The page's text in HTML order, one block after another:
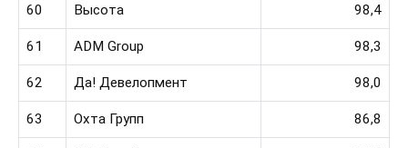
60 Высота 98,4
61 ADM Group 98,3
62 Да! Девелопмент 98,0
63 Охта Групп 86,8